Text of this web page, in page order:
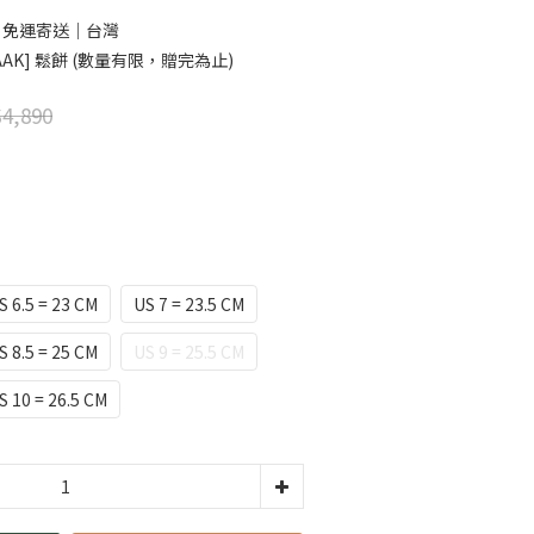
運寄送｜台灣
鬆餅 (數量有限，贈完為止)
6.5 = 23 CM
US 7 = 23.5 CM
8.5 = 25 CM
US 9 = 25.5 CM
10 = 26.5 CM